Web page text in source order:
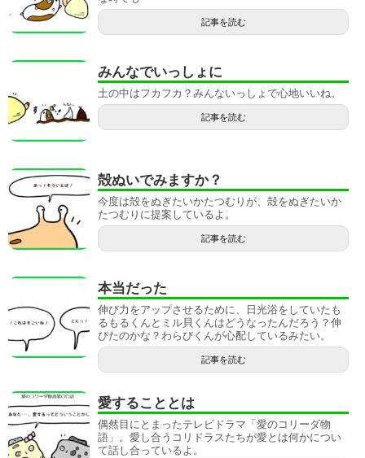
記事を読む
みんなでいっしょに
土の中はフカフカ？みんないっしょで心地いいね。
記事を読む
殻ぬいでみますか？
今度は殻をぬぎたいかたつむりが、殻をぬぎたいか
たつむりに提案しているよ。
記事を読む
本当だった
伸び力をアップさせるために、日光浴をしていたも
るもるくんとミル貝くんはどうなったんだろう？伸
びたのかな？わらびくんが心配しているみたい。
記事を読む
愛することとは
偶然目にとまったテレビドラマ「愛のコリーダ物
語」。愛し合うコリドラスたちが愛とは何かについ
て話し合っているよ。